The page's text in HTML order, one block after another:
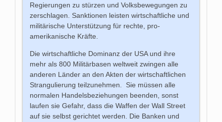
Regierungen zu stürzen und Volksbewegungen zu
zerschlagen. Sanktionen leisten wirtschaftliche und
militärische Unterstützung für rechte, pro-
amerikanische Kräfte.
Die wirtschaftliche Dominanz der USA und ihre
mehr als 800 Militärbasen weltweit zwingen alle
anderen Länder an den Akten der wirtschaftlichen
Strangulierung teilzunehmen. Sie müssen alle
normalen Handelsbeziehungen beenden, sonst
laufen sie Gefahr, dass die Waffen der Wall Street
auf sie selbst gerichtet werden. Die Banken und